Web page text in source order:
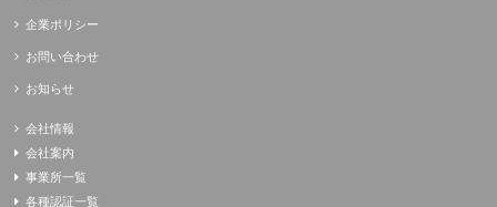
企業ポリシー
お問い合わせ
お知らせ
会社情報
会社案内
事業所一覧
各種認証一覧